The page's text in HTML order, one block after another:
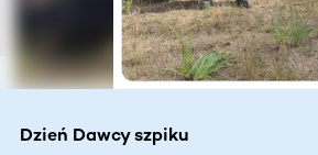
Dzień Dawcy szpiku